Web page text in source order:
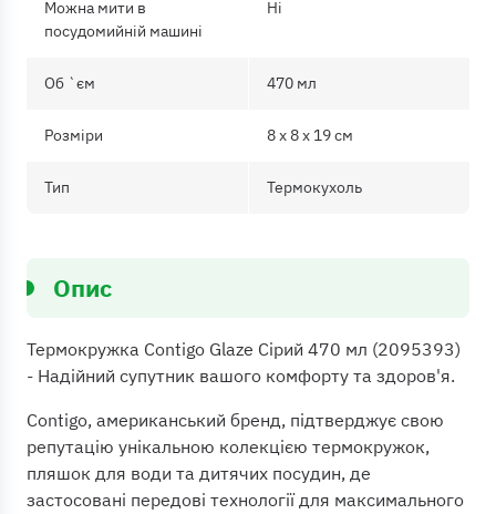
Можна мити в
посудомийній машині
Ні
Об `єм 470 мл
Розміри 8 х 8 х 19 см
Тип Термокухоль
Опис
Термокружка Contigo Glaze Сірий 470 мл (2095393)
- Надійний супутник вашого комфорту та здоров'я.
Contigo, американський бренд, підтверджує свою
репутацію унікальною колекцією термокружок,
пляшок для води та дитячих посудин, де
застосовані передові технології для максимального